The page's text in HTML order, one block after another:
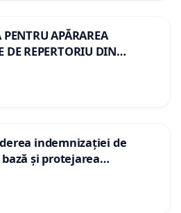
APĂRAREA
DE REPERTORIU DIN
indemnizației de
și protejarea
pentru asistenții